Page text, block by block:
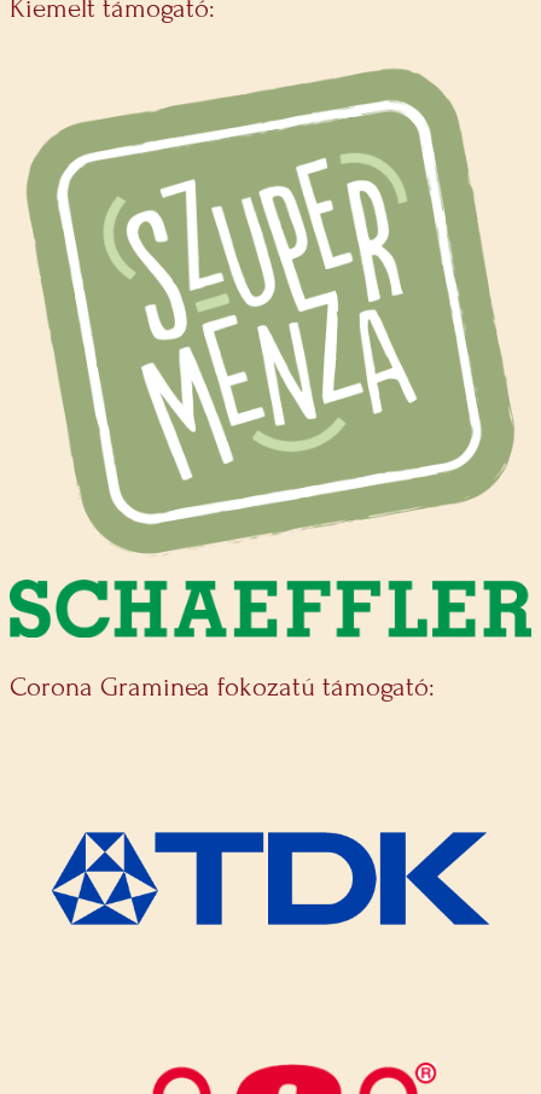
Kiemelt támogató:
Corona Graminea fokozatú támogató: